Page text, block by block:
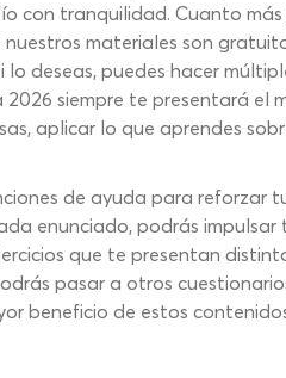
con tranquilidad. Cuanto
materiales son
deseas, puedes hacer
siempre te presentará el
aplicar lo que aprendes
de ayuda para reforzar
enunciado, podrás
que te presentan
pasar a otros
beneficio de estos